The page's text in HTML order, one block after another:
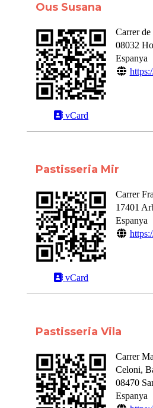
Ous Susana
vCard
Carrer
08032
Espanya
Pastisseria Mir
vCard
Carrer
17401
Espanya
Pastisseria Vila
Carrer
Celoni,
08470
Espanya